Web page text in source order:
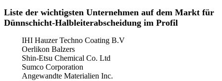
Liste der wichtigsten Unternehmen auf dem Markt für
Dünnschicht-Halbleiterabscheidung im Profil
IHI Hauzer Techno Coating B.V
Oerlikon Balzers
Shin-Etsu Chemical Co. Ltd
Sumco Corporation
Angewandte Materialien Inc.